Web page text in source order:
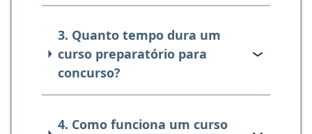
3. Quanto tempo dura um
curso preparatório para
concurso?
4. Como funciona um curso